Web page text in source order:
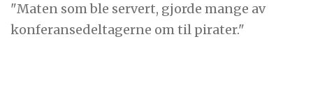
"Maten som ble servert, gjorde mange av
konferansedeltagerne om til pirater."